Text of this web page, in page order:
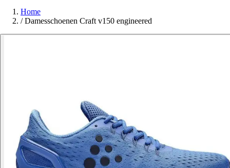
Home
/ Damesschoenen Craft v150 engineered